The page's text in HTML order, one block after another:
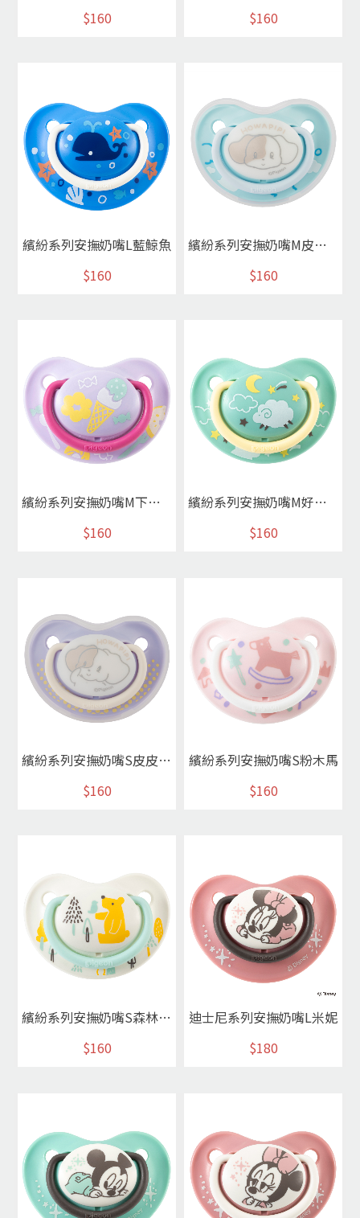
$160 $160
繽紛系列安撫奶嘴L藍鯨魚
$160
繽紛系列安撫奶嘴M皮皮狗藍
$160
繽紛系列安撫奶嘴M下午茶
$160
繽紛系列安撫奶嘴M好眠羊
$160
繽紛系列安撫奶嘴S皮皮狗紫
$160
繽紛系列安撫奶嘴S粉木馬
$160
繽紛系列安撫奶嘴S森林小熊
$160
迪士尼系列安撫奶嘴L米妮
$180